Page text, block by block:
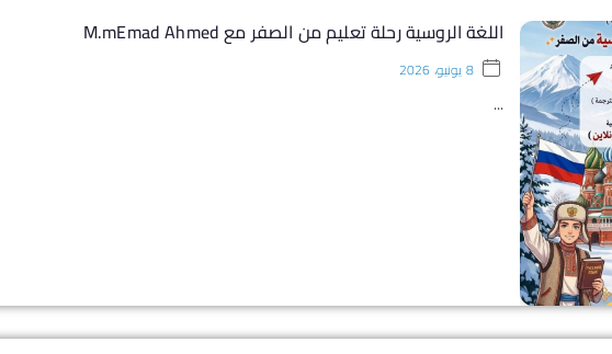
اللغة الروسية رحلة تعليم من الصفر مع M.mEmad Ahmed
8 يونيو، 2026
...